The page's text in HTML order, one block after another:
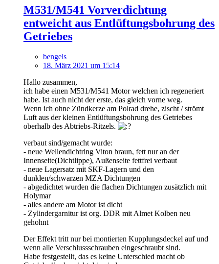
M531/M541 Vorverdichtung
entweicht aus Entlüftungsbohrung des
Getriebes
bengels
18. März 2021 um 15:14
Hallo zusammen,
ich habe einen M531/M541 Motor welchen ich regeneriert
habe. Ist auch nicht der erste, das gleich vorne weg.
Wenn ich ohne Zündkerze am Polrad drehe, zischt / strömt
Luft aus der kleinen Entlüftungsbohrung des Getriebes
oberhalb des Abtriebs-Ritzels.
verbaut sind/gemacht wurde:
- neue Wellendichtring Viton braun, fett nur an der
Innenseite(Dichtlippe), Außenseite fettfrei verbaut
- neue Lagersatz mit SKF-Lagern und den
dunklen/schwarzen MZA Dichtungen
- abgedichtet wurden die flachen Dichtungen zusätzlich mit
Holymar
- alles andere am Motor ist dicht
- Zylindergarnitur ist org. DDR mit Almet Kolben neu
gehohnt
Der Effekt tritt nur bei montierten Kupplungsdeckel auf und
wenn alle Verschlussschrauben eingeschraubt sind.
Habe festgestellt, das es keine Unterschied macht ob